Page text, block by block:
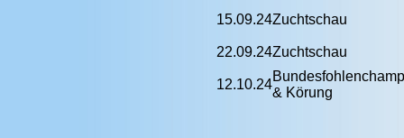
15.09.24Zuchtschau
22.09.24Zuchtschau
12.10.24
& Körung